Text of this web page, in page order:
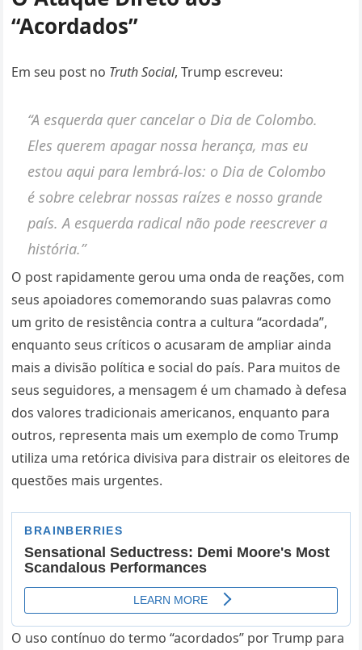
“Acordados”
Em seu post no Truth Social, Trump escreveu:
“A esquerda quer cancelar o Dia de Colombo.
Eles querem apagar nossa herança, mas eu
estou aqui para lembrá-los: o Dia de Colombo
é sobre celebrar nossas raízes e nosso grande
país. A esquerda radical não pode reescrever a
história.”
O post rapidamente gerou uma onda de reações, com
seus apoiadores comemorando suas palavras como
um grito de resistência contra a cultura “acordada”,
enquanto seus críticos o acusaram de ampliar ainda
mais a divisão política e social do país. Para muitos de
seus seguidores, a mensagem é um chamado à defesa
dos valores tradicionais americanos, enquanto para
outros, representa mais um exemplo de como Trump
utiliza uma retórica divisiva para distrair os eleitores de
questões mais urgentes.
O uso contínuo do termo “acordados” por Trump para